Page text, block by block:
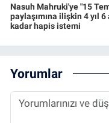
Nasuh Mahruki'ye "15
paylaşımına ilişkin 4 yıl 6
kadar hapis istemi
Yorumlar